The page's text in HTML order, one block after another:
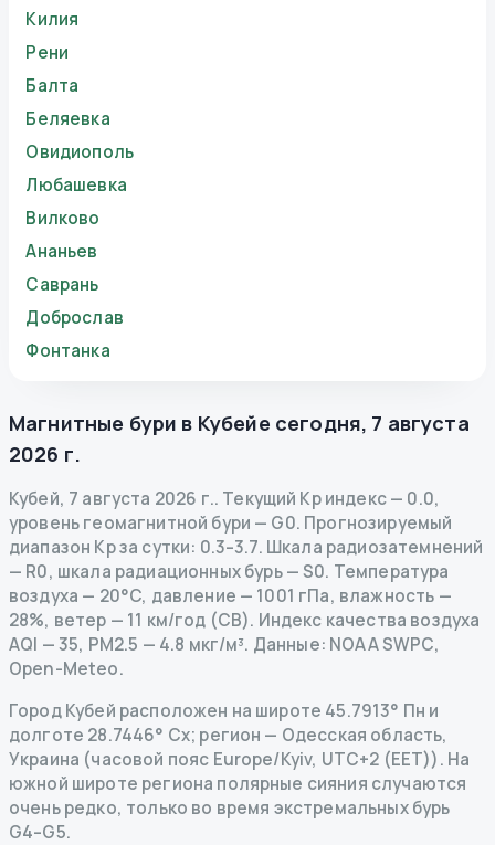
Килия
Рени
Балта
Беляевка
Овидиополь
Любашевка
Вилково
Ананьев
Саврань
Доброслав
Фонтанка
Магнитные бури в Кубейе сегодня, 7 августа
2026 г.
Кубей, 7 августа 2026 г.. Текущий Kp индекс— 0.0,
уровень геомагнитной бури — G0. Прогнозируемый
диапазон Kp за сутки: 0.3–3.7. Шкала радиозатемнений
— R0, шкала радиационных бурь— S0. Температура
воздуха — 20°C, давление — 1001 гПа, влажность —
28%, ветер — 11 км/год (СВ). Индекс качества воздуха
AQI — 35, PM2.5 — 4.8 мкг/м³. Данные: NOAA SWPC,
Open-Meteo.
Город Кубей расположен на широте 45.7913° Пн и
долготе 28.7446° Сх; регион — Одесская область,
Украина (часовой пояс Europe/Kyiv, UTC+2 (EET)). На
южной широте региона полярные сияния случаются
очень редко, только во время экстремальных бурь
G4–G5.